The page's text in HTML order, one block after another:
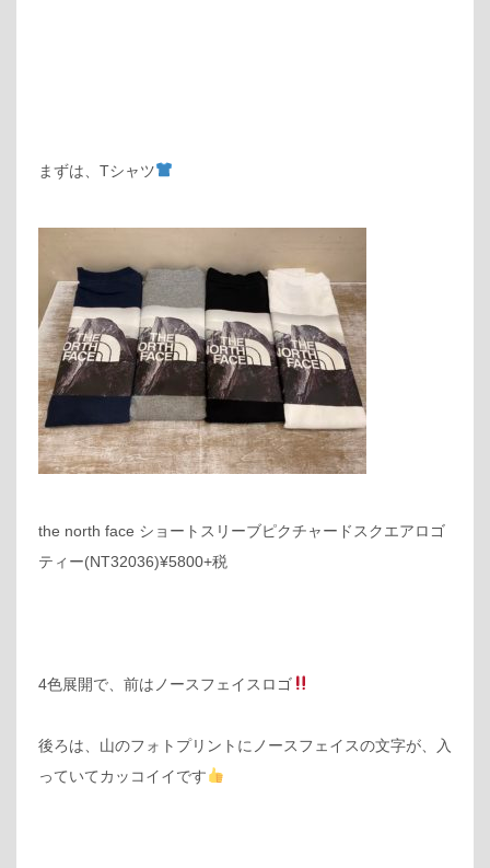
まずは、Tシャツ
the north face ショートスリーブピクチャードスクエアロゴ
ティー(NT32036)¥5800+税
4色展開で、前はノースフェイスロゴ
後ろは、山のフォトプリントにノースフェイスの文字が、入
っていてカッコイイです